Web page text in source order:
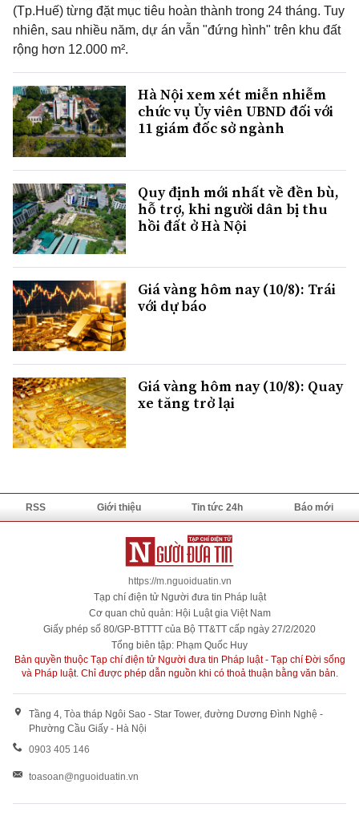
(Tp.Huế) từng đặt mục tiêu hoàn thành trong 24 tháng. Tuy
nhiên, sau nhiều năm, dự án vẫn "đứng hình" trên khu đất
rộng hơn 12.000 m².
Hà Nội xem xét miễn nhiễm
chức vụ Ủy viên UBND đối với
11 giám đốc sở ngành
Quy định mới nhất về đền bù,
hỗ trợ, khi người dân bị thu
hồi đất ở Hà Nội
Giá vàng hôm nay (10/8): Trái
với dự báo
Giá vàng hôm nay (10/8): Quay
xe tăng trở lại
RSS Giới thiệu Tin tức 24h Báo mới
https://m.nguoiduatin.vn
Tạp chí điện tử Người đưa tin Pháp luật
Cơ quan chủ quản: Hội Luật gia Việt Nam
Giấy phép số 80/GP-BTTTT của Bộ TT&TT cấp ngày 27/2/2020
Tổng biên tập: Phạm Quốc Huy
Bản quyền thuộc Tạp chí điện tử Người đưa tin Pháp luật - Tạp chí Đời sống
và Pháp luật. Chỉ được phép dẫn nguồn khi có thoả thuận bằng văn bản.
Tầng 4, Tòa tháp Ngôi Sao - Star Tower, đường Dương Đình Nghệ -
Phường Cầu Giấy - Hà Nội
0903 405 146
toasoan@nguoiduatin.vn